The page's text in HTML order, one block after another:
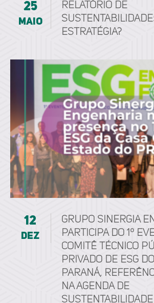
25
maio
Relatório de
estratégia?
12
dez
Grupo Sinergia
participa do 1º
Comitê Técnico
Privado de ESG
Paraná,
na agenda de
sustentabilidade